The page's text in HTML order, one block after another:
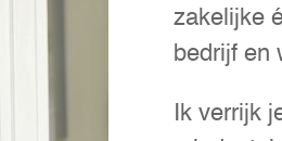
zakelijke
bedrijf en
Ik verrijk